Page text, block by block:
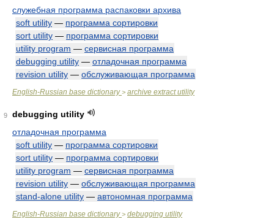
служебная программа распаковки архива
soft utility — программа сортировки
sort utility — программа сортировки
utility program — сервисная программа
debugging utility — отладочная программа
revision utility — обслуживающая программа
English-Russian base dictionary> archive extract utility
9
debugging utility
отладочная программа
soft utility — программа сортировки
sort utility — программа сортировки
utility program — сервисная программа
revision utility — обслуживающая программа
stand-alone utility — автономная программа
English-Russian base dictionary> debugging utility